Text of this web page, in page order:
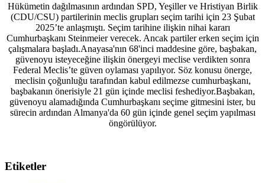
Hükümetin dağılmasının ardından SPD, Yeşiller ve Hristiyan Birlik
(CDU/CSU) partilerinin meclis grupları seçim tarihi için 23 Şubat
2025’te anlaşmıştı. Seçim tarihine ilişkin nihai kararı
Cumhurbaşkanı Steinmeier verecek. Ancak partiler erken seçim için
çalışmalara başladı.Anayasa'nın 68'inci maddesine göre, başbakan,
güvenoyu isteyeceğine ilişkin önergeyi meclise verdikten sonra
Federal Meclis’te güven oylaması yapılıyor. Söz konusu önerge,
meclisin çoğunluğu tarafından kabul edilmezse cumhurbaşkanı,
başbakanın önerisiyle 21 gün içinde meclisi feshediyor.Başbakan,
güvenoyu alamadığında Cumhurbaşkanı seçime gitmesini ister, bu
sürecin ardından Almanya'da 60 gün içinde genel seçim yapılması
öngörülüyor.
Etiketler